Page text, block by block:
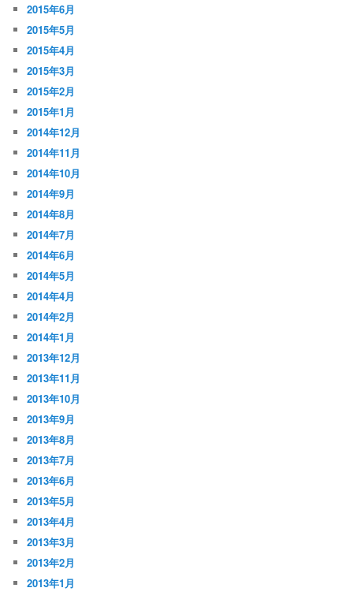
2015年6月
2015年5月
2015年4月
2015年3月
2015年2月
2015年1月
2014年12月
2014年11月
2014年10月
2014年9月
2014年8月
2014年7月
2014年6月
2014年5月
2014年4月
2014年2月
2014年1月
2013年12月
2013年11月
2013年10月
2013年9月
2013年8月
2013年7月
2013年6月
2013年5月
2013年4月
2013年3月
2013年2月
2013年1月